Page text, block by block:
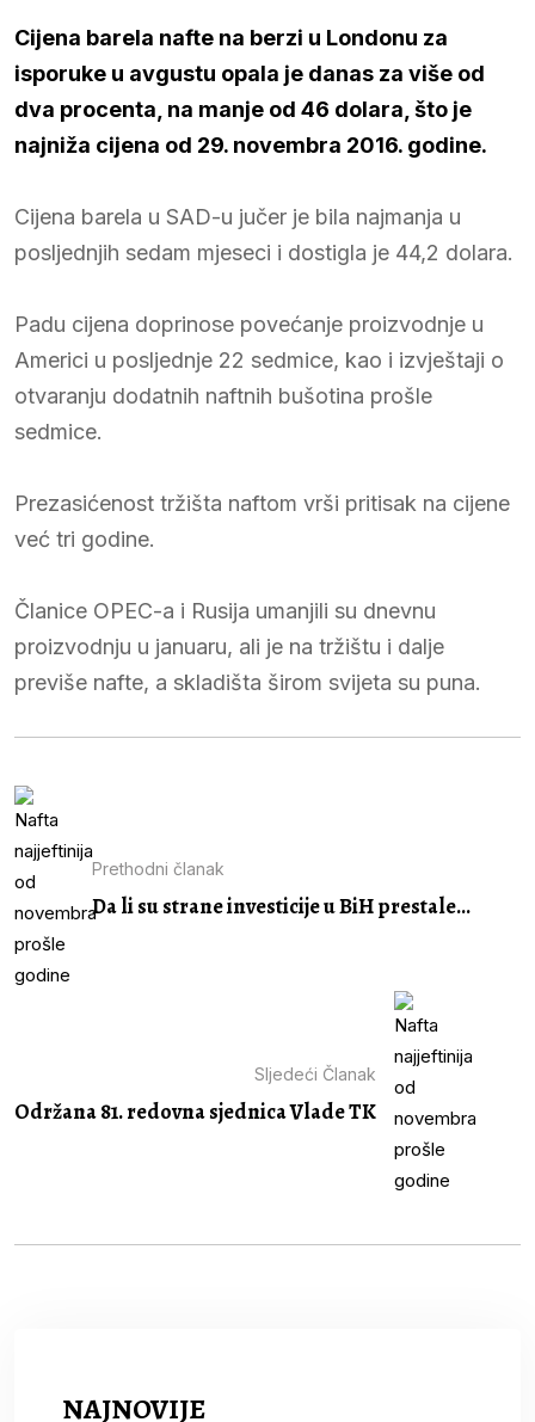
Cijena barela nafte na berzi u Londonu za
isporuke u avgustu opala je danas za više od
dva procenta, na manje od 46 dolara, što je
najniža cijena od 29. novembra 2016. godine.
Cijena barela u SAD-u jučer je bila najmanja u
posljednjih sedam mjeseci i dostigla je 44,2 dolara.
Padu cijena doprinose povećanje proizvodnje u
Americi u posljednje 22 sedmice, kao i izvještaji o
otvaranju dodatnih naftnih bušotina prošle
sedmice.
Prezasićenost tržišta naftom vrši pritisak na cijene
već tri godine.
Članice OPEC-a i Rusija umanjili su dnevnu
proizvodnju u januaru, ali je na tržištu i dalje
previše nafte, a skladišta širom svijeta su puna.
Prethodni članak
Da li su strane investicije u BiH prestale...
Sljedeći Članak
Održana 81. redovna sjednica Vlade TK
NAJNOVIJE